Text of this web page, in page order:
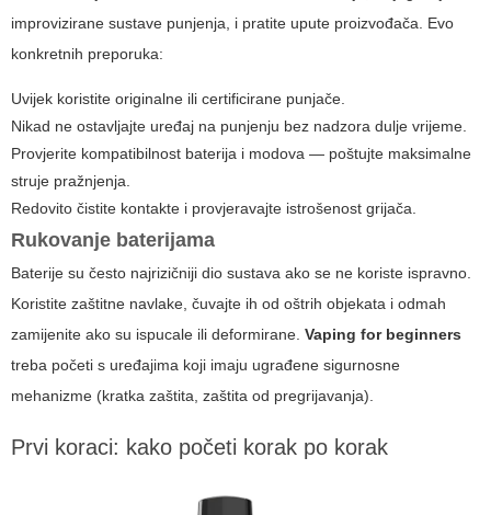
improvizirane sustave punjenja, i pratite upute proizvođača. Evo
konkretnih preporuka:
Uvijek koristite originalne ili certificirane punjače.
Nikad ne ostavljajte uređaj na punjenju bez nadzora dulje vrijeme.
Provjerite kompatibilnost baterija i modova — poštujte maksimalne
struje pražnjenja.
Redovito čistite kontakte i provjeravajte istrošenost grijača.
Rukovanje baterijama
Baterije su često najrizičniji dio sustava ako se ne koriste ispravno.
Koristite zaštitne navlake, čuvajte ih od oštrih objekata i odmah
zamijenite ako su ispucale ili deformirane. Vaping for beginners
treba početi s uređajima koji imaju ugrađene sigurnosne
mehanizme (kratka zaštita, zaštita od pregrijavanja).
Prvi koraci: kako početi korak po korak